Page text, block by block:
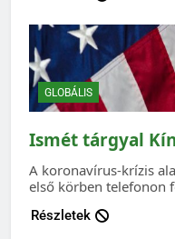
GLOBÁLIS
Ismét tárgyal
A koronavírus-krízis
első körben telefonon
Részletek